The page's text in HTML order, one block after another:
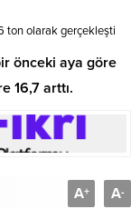
ton olarak gerçekleşti
önceki aya göre
16,7 arttı.
A+ A-